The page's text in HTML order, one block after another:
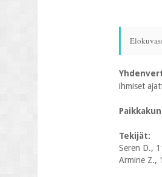
ihmiset
Tekijät:
Seren D.,
Armine Z.,